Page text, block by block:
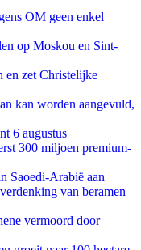
OM geen enkel
op Moskou en Sint-
en zet Christelijke
kan worden aangevuld,
6 augustus
300 miljoen premium-
Saoedi-Arabië aan
van beramen
vermoord door